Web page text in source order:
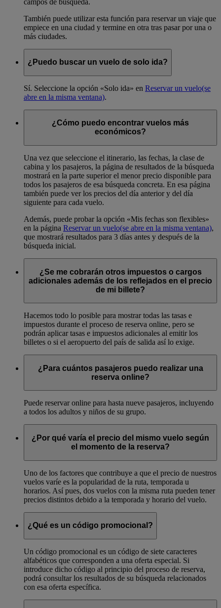
También puede utilizar esta función para reservar un viaje que
empiece en una ciudad y termine en otra tras pasar por una o
más ciudades.
¿Puedo buscar un vuelo de solo ida?
Sí. Seleccione la opción «Solo ida» en Reservar un vuelo(se
abre en la misma ventana).
¿Cómo puedo encontrar vuelos más
económicos?
Una vez que seleccione el itinerario, las fechas, la clase de
cabina y los pasajeros, la página de resultados de la búsqueda
mostrará en la parte superior el menor precio disponible para
todos los pasajeros de esa búsqueda concreta. En esa página
también puede ver los precios del día anterior y del día
siguiente para cada vuelo.
Además, puede probar la opción «Mis fechas son flexibles»
en la página Reservar un vuelo(se abre en la misma ventana),
que mostrará resultados para 3 días antes y después de la
búsqueda inicial.
¿Se me cobrarán otros impuestos o cargos
adicionales además de los reflejados en el precio
de mi billete?
Hacemos todo lo posible para mostrar todas las tasas e
impuestos durante el proceso de reserva online, pero se
podrán aplicar tasas e impuestos adicionales al emitir los
billetes o si el aeropuerto del país de salida así lo exige.
¿Para cuántos pasajeros puedo realizar una
reserva online?
Puede reservar online para hasta nueve pasajeros, incluyendo
a todos los adultos y niños de su grupo.
¿Por qué varía el precio del mismo vuelo según
el momento de la reserva?
Uno de los factores que contribuye a que el precio de nuestros
vuelos varíe es la popularidad de la ruta, temporada u
horarios. Así pues, dos vuelos con la misma ruta pueden tener
precios distintos debido a la temporada y horario del vuelo.
¿Qué es un código promocional?
Un código promocional es un código de siete caracteres
alfabéticos que corresponden a una oferta especial. Si
introduce dicho código al principio del proceso de reserva,
podrá consultar los resultados de su búsqueda relacionados
con esa oferta específica.